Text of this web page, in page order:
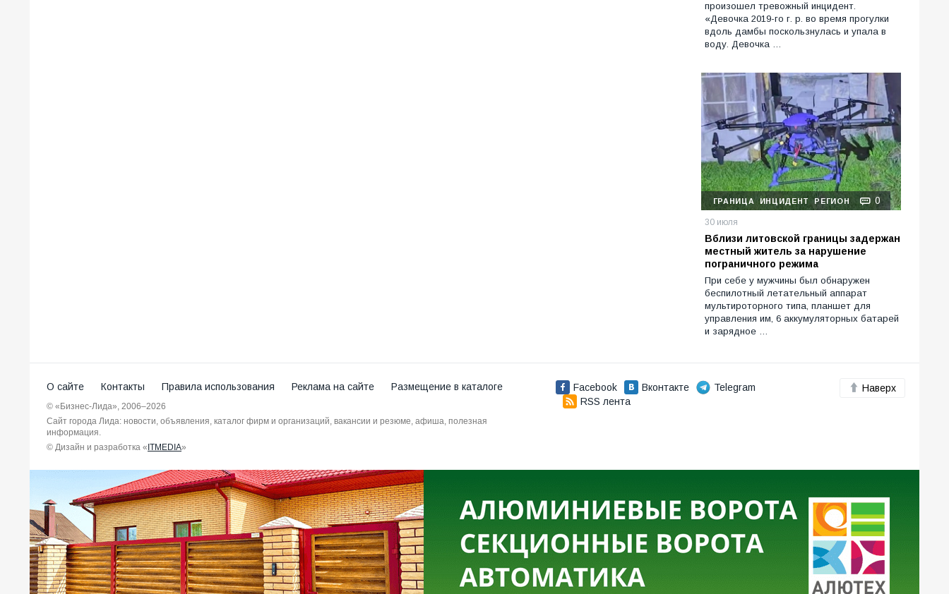
произошел тревожный инцидент.
«Девочка 2019-го г. р. во время прогулки
вдоль дамбы поскользнулась и упала в
воду. Девочка …
ГРАНИЦА ИНЦИДЕНТ РЕГИОН 0
30 июля
Вблизи литовской границы задержан
местный житель за нарушение
пограничного режима
При себе у мужчины был обнаружен
беспилотный летательный аппарат
мультироторного типа, планшет для
управления им, 6 аккумуляторных батарей
и зарядное …
О сайте Контакты Правила использования Реклама на сайте Размещение в каталоге
© «Бизнес-Лида», 2006–2026
Сайт города Лида: новости, объявления, каталог фирм и организаций, вакансии и резюме, афиша, полезная
информация.
© Дизайн и разработка « ITMEDIA»
Facebook Вконтакте
Telegram
RSS лента
Наверх